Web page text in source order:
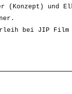
(Konzept) und
bei JIP Film